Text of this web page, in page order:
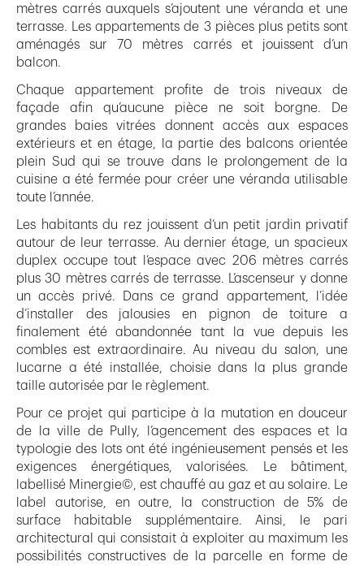
mètres carrés auxquels s’ajoutent une véranda et une
terrasse. Les appartements de 3 pièces plus petits sont
aménagés sur 70 mètres carrés et jouissent d’un
balcon.
Chaque appartement profite de trois niveaux de
façade afin qu’aucune pièce ne soit borgne. De
grandes baies vitrées donnent accès aux espaces
extérieurs et en étage, la partie des balcons orientée
plein Sud qui se trouve dans le prolongement de la
cuisine a été fermée pour créer une véranda utilisable
toute l’année.
Les habitants du rez jouissent d’un petit jardin privatif
autour de leur terrasse. Au dernier étage, un spacieux
duplex occupe tout l’espace avec 206 mètres carrés
plus 30 mètres carrés de terrasse. L’ascenseur y donne
un accès privé. Dans ce grand appartement, l’idée
d’installer des jalousies en pignon de toiture a
finalement été abandonnée tant la vue depuis les
combles est extraordinaire. Au niveau du salon, une
lucarne a été installée, choisie dans la plus grande
taille autorisée par le règlement.
Pour ce projet qui participe à la mutation en douceur
de la ville de Pully, l’agencement des espaces et la
typologie des lots ont été ingénieusement pensés et les
exigences énergétiques, valorisées. Le bâtiment,
labellisé Minergie©, est chauffé au gaz et au solaire. Le
label autorise, en outre, la construction de 5% de
surface habitable supplémentaire. Ainsi, le pari
architectural qui consistait à exploiter au maximum les
possibilités constructives de la parcelle en forme de